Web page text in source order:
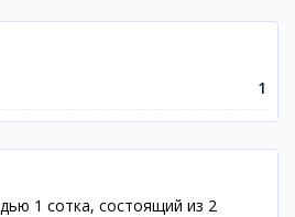
1
1 сотка, состоящий из 2